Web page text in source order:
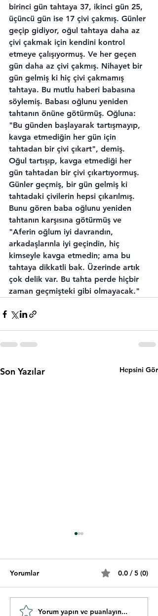
birinci gün tahtaya 37, ikinci gün 25,
üçüncü gün ise 17 çivi çakmış. Günler
geçip gidiyor, oğul tahtaya daha az
çivi çakmak için kendini kontrol
etmeye çalışıyormuş. Ve her geçen
gün daha az çivi çakmış. Nihayet bir
gün gelmiş ki hiç çivi çakmamış
tahtaya. Bu mutlu haberi babasına
söylemiş. Babası oğlunu yeniden
tahtanın önüne götürmüş. Oğluna:
"Bu günden başlayarak tartışmayıp,
kavga etmediğin her gün için
tahtadan bir çivi çıkart", demiş.
Oğul tartışıp, kavga etmediği her
gün tahtadan bir çivi çıkartıyormuş.
Günler geçmiş, bir gün gelmiş ki
tahtadaki çivilerin hepsi çıkarılmış.
Bunu gören baba oğlunu yeniden
tahtanın karşısına götürmüş ve
"Aferin oğlum iyi davrandın,
arkadaşlarınla iyi geçindin, hiç
kimseyle kavga etmedin; ama bu
tahtaya dikkatli bak. Üzerinde artık
çok delik var. Bu tahta perde hiçbir
zaman geçmişteki gibi olmayacak."
Son Yazılar Hepsini Gör
Hızlı Okuma
Yorumlar 0.0 / 5 (0)
Yorum yapın ve puanlayın...